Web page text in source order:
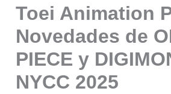
Toei Animation
Novedades de
PIECE y
NYCC 2025